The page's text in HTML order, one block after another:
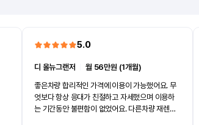
5.0
디 올뉴그랜저 ㅣ월 56만원 (1개월)
좋은차량 합리적인 가격에 이용이 가능했어요. 무
엇보다 항상 응대가 친절하고 자세했으며 이용하
는 기간동안 불편함이 없었어요. 다른차량 재렌트